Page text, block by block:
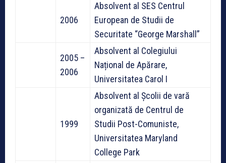
2006
Absolvent al SES Centrul
European de Studii de
Securitate “George Marshall”
2005 –
2006
Absolvent al Colegiului
Național de Apărare,
Universitatea Carol I
1999
Absolvent al Școlii de vară
organizată de Centrul de
Studii Post-Comuniste,
Universitatea Maryland
College Park